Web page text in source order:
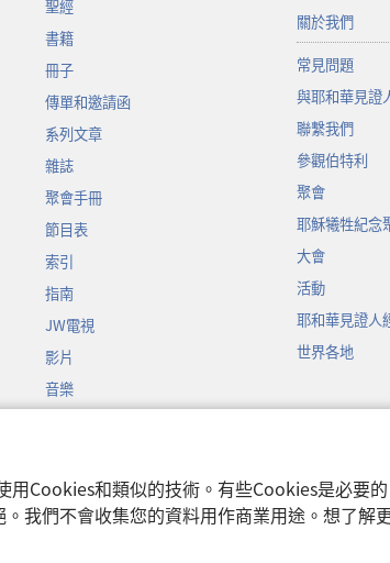
用Cookies和類似的技術。有些Cookies是必要
我們不會收集您的資料用作商業用途。想了解
聖經
書籍
冊子
傳單和邀請函
系列文章
雜誌
聚會手冊
節目表
索引
指南
JW電視
影片
音樂
關於我們
常見問題
與耶和華見證
聯繫我們
參觀伯特利
聚會
耶穌犧牲紀念
大會
活動
耶和華見證人
世界各地